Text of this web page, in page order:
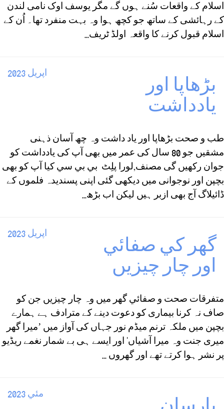
اسلام کے واقعات سُنے ہوں گے مگر یوسف اوک نامی لندن
کے رہائشی کے ساتھ جو کچھ ہوا وہ بہت منفرد تھا۔ اُن کے
اسلام قبول کرنے کا واقعہ اولڈ ٹریف...
اپريل 2023
بڑھاپا اور
يادداشت
طب و صحت بڑھاپا اور ياد داشت وہ چھ آسان ذہنی
مشقیں جو 80 سال کی عمر میں بھی آپ کی یادداشت کو
جوان رکھیں گی مصنف,لورا پلِٹ بي بي سي کیا آپ کو بھی
بچپن اور نوجوانی میں دیکھی گئی اپنی پسندیدہ فلموں کے
ڈائیلاگ آج بھی ازبر ہیں لیکن اب بڑھ...
اپريل 2023
گھر كي صفائي
اور چار چيزيں
متفرقات صحت و صفائي گھر میں وہ چار چیزیں جن کو
صاف نہ کرنا بیماری کو دعوت دینے کے مترادف ہے ہمارے
بچپن میں ملکہ ترنم میڈم نور جہاں کی آواز میں ’میرا گھر
میری جنت وہ میرا آشیاں‘ اور ایسے ہی بے شمار نغمے ریڈیو
پر نشر ہوا کرتے تھے اور گھروں ...
مئي 2023